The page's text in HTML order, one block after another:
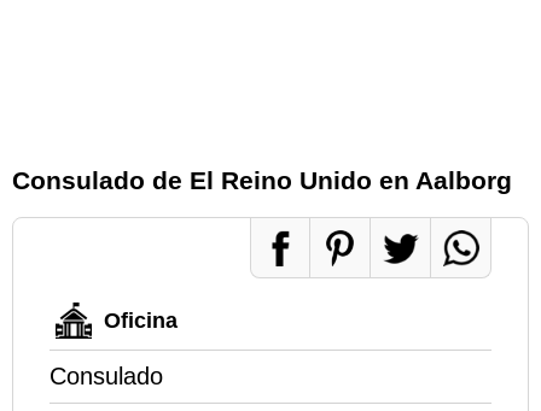
Consulado de El Reino Unido en Aalborg
Oficina
Consulado